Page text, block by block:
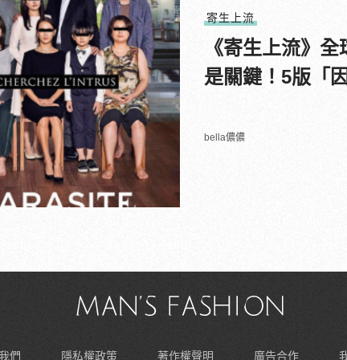
寄生上流
《寄生上流》
是關鍵！5版「
bella儂儂
們 隱私權政策 著作權聲明 廣告合作